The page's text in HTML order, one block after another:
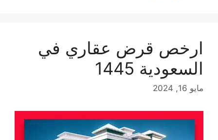
ارخص قرض عقاري في
السعودية 1445
مايو 16, 2024